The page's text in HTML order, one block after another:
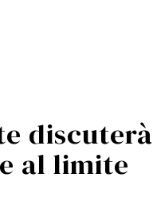
discuterà
al limite